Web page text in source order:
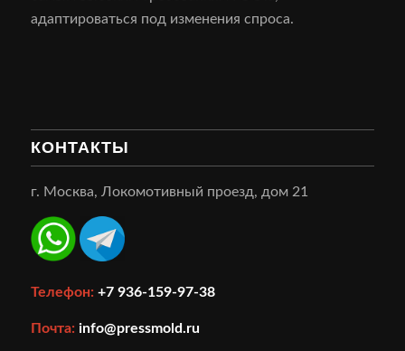
адаптироваться под изменения спроса.
КОНТАКТЫ
г. Москва, Локомотивный проезд, дом 21
Телефон: +7 936-159-97-38
Почта: info@pressmold.ru